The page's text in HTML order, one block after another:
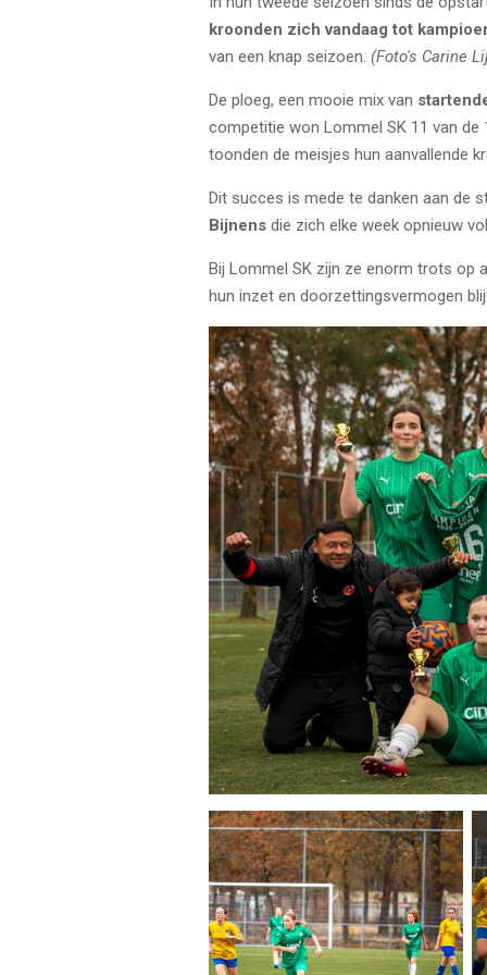
kroonden zich vandaag tot
van een knap seizoen. (Foto's Carine
De ploeg, een mooie mix van
competitie won Lommel SK 11 van de
toonden de meisjes hun aanvallende
Dit succes is mede te danken aan de
Bijnens die zich elke week opnieuw
Bij Lommel SK zijn ze enorm trots op
hun inzet en doorzettingsvermogen